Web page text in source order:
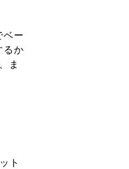
ベー
るか
ま
ト